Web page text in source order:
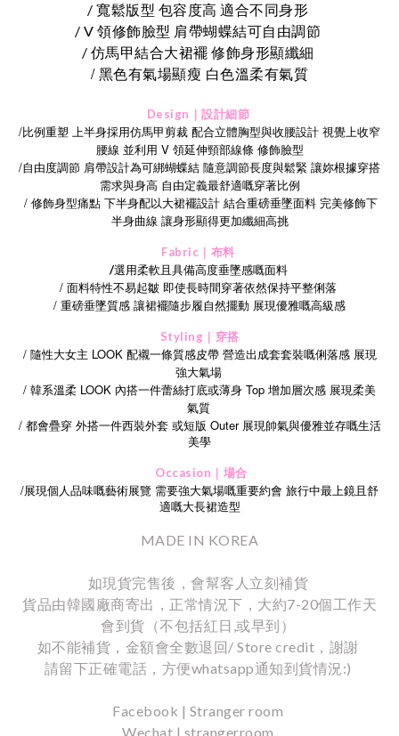
/ 寬鬆版型 包容度高 適合不同身形
/ V 領修飾臉型 肩帶蝴蝶結可自由調節
/ 仿馬甲結合大裙襬 修飾身形顯纖細
/ 黑色有氣場顯瘦 白色溫柔有氣質
Design｜設計細節
/比例重塑 上半身採用仿馬甲剪裁 配合立體胸型與收腰設計 視覺上收窄
腰線 並利用 V 領延伸頸部線條 修飾臉型
/自由度調節 肩帶設計為可綁蝴蝶結 隨意調節長度與鬆緊 讓妳根據穿搭
需求與身高 自由定義最舒適嘅穿著比例
/ 修飾身型痛點 下半身配以大裙襬設計 結合重磅垂墜面料 完美修飾下
半身曲線 讓身形顯得更加纖細高挑
Fabric｜布料
/選用柔軟且具備高度垂墜感嘅面料
/ 面料特性不易起皺 即使長時間穿著依然保持平整俐落
/ 重磅垂墜質感 讓裙襬隨步履自然擺動 展現優雅嘅高級感
Styling｜穿搭
/ 隨性大女主 LOOK 配襯一條質感皮帶 營造出成套套裝嘅俐落感 展現
強大氣場
/ 韓系溫柔 LOOK 內搭一件蕾絲打底或薄身 Top 增加層次感 展現柔美
氣質
/ 都會疊穿 外搭一件西裝外套 或短版 Outer 展現帥氣與優雅並存嘅生活
美學
Occasion｜場合
/展現個人品味嘅藝術展覽 需要強大氣場嘅重要約會 旅行中最上鏡且舒
適嘅大長裙造型
MADE IN KOREA
如現貨完售後，會幫客人立刻補貨
貨品由韓國廠商寄出，正常情況下，大約7-20個工作天
會到貨（不包括紅日,或早到）
如不能補貨，金額會全數退回/ Store credit，謝謝
請留下正確電話，方便whatsapp通知到貨情況:)
Facebook | Stranger room
Wechat | strangerroom